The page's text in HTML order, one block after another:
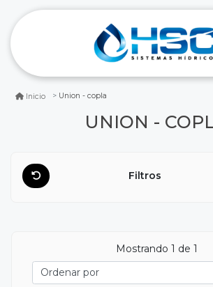
Inicio Union - copla
UNION -
Filtros
Mostrando 1 de 1